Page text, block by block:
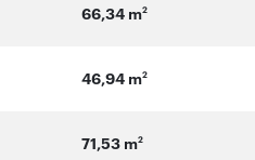
66,34 m2
46,94 m2
71,53 m2